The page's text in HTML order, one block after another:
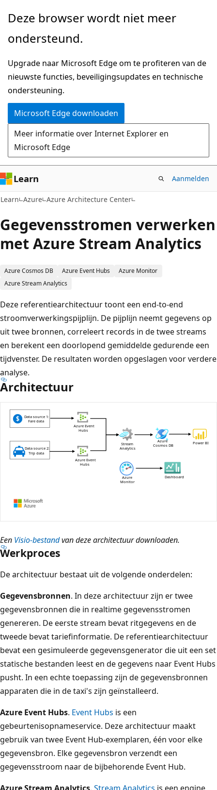
Naar
gaan
Deze browser wordt niet meer
ondersteund.
Upgrade naar Microsoft Edge om te profiteren van de
nieuwste functies, beveiligingsupdates en technische
ondersteuning.
Microsoft Edge downloaden
Meer informatie over Internet Explorer en
Microsoft Edge
Learn Aanmelden
Learn Azure Azure Architecture Center
Gegevensstromen verwerken
met Azure Stream Analytics
Azure Cosmos DB Azure Event Hubs
Azure Monitor
Azure Stream Analytics
Deze referentiearchitectuur toont een end-to-end
stroomverwerkingspijplijn. De pijplijn neemt gegevens op
uit twee bronnen, correleert records in de twee streams
en berekent een doorlopend gemiddelde gedurende een
tijdvenster. De resultaten worden opgeslagen voor verdere
analyse.
Architectuur
Een Visio-bestandvan deze architectuur downloaden.
Werkproces
De architectuur bestaat uit de volgende onderdelen:
Gegevensbronnen. In deze architectuur zijn er twee
gegevensbronnen die in realtime gegevensstromen
genereren. De eerste stream bevat ritgegevens en de
tweede bevat tariefinformatie. De referentiearchitectuur
bevat een gesimuleerde gegevensgenerator die uit een set
statische bestanden leest en de gegevens naar Event Hubs
pusht. In een echte toepassing zijn de gegevensbronnen
apparaten die in de taxi's zijn geïnstalleerd.
Azure Event Hubs. Event Hubs is een
gebeurtenisopnameservice. Deze architectuur maakt
gebruik van twee Event Hub-exemplaren, één voor elke
gegevensbron. Elke gegevensbron verzendt een
gegevensstroom naar de bijbehorende Event Hub.